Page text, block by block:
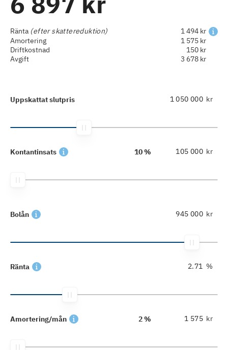
Ränta (efter skattereduktion)
1 494 kr
Amortering
1 575 kr
Driftkostnad
150 kr
Avgift
3 678 kr
Uppskattat slutpris kr
Kontantinsats 10 % kr
Bolån kr
Ränta %
Amortering/mån 2 % kr